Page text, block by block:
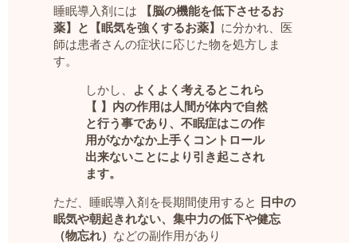
睡眠導入剤には
【脳の機能を低下させるお
薬】と【眠気を強くするお薬】 に分かれ、医
師は患者さんの症状に応じた物を処方しま
す。
しかし、
よくよく考えるとこれら
【 】内の作用は人間が体内で自然
と行う事であり、不眠症はこの作
用がなかなか上手くコントロール
出来ないことにより引き起こされ
ます。
ただ、睡眠導入剤を長期間使用すると
日中の
眠気や朝起きれない、集中力の低下や健忘
（物忘れ） などの副作用があり